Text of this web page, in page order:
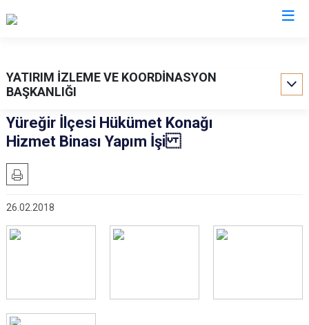
YATIRIM İZLEME VE KOORDİNASYON
BAŞKANLIĞI
Yüreğir İlçesi Hükümet Konağı
Hizmet Binası Yapım İşi
26.02.2018